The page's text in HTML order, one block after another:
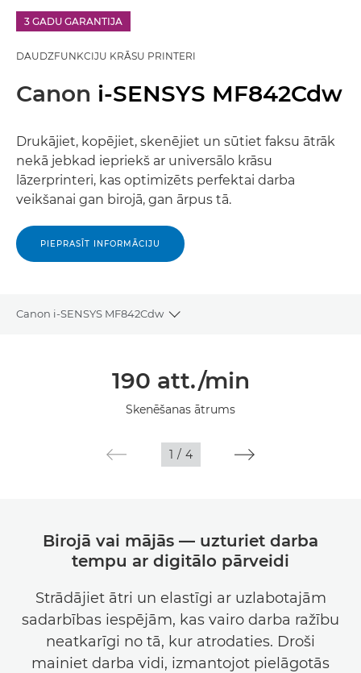
3 GADU GARANTIJA
DAUDZFUNKCIJU KRĀSU PRINTERI
Canon i-SENSYS MF842Cdw
Drukājiet, kopējiet, skenējiet un sūtiet faksu ātrāk
nekā jebkad iepriekš ar universālo krāsu
lāzerprinteri, kas optimizēts perfektai darba
veikšanai gan birojā, gan ārpus tā.
PIEPRASĪT INFORMĀCIJU
Canon i-SENSYS MF842Cdw
Toggle breadcrumbs
190 att./min
Skenēšanas ātrums
1 / 4
Birojā vai mājās — uzturiet darba
tempu ar digitālo pārveidi
Strādājiet ātri un elastīgi ar uzlabotajām
sadarbības iespējām, kas vairo darba ražību
neatkarīgi no tā, kur atrodaties. Droši
mainiet darba vidi, izmantojot pielāgotās